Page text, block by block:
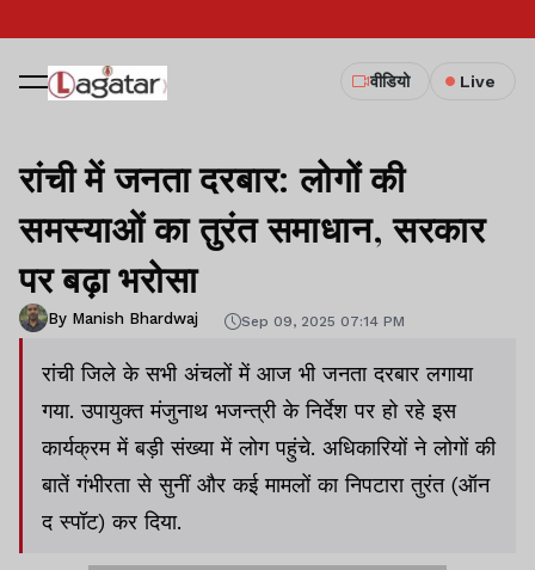
वीडियो Live
रांची में जनता दरबार: लोगों की
समस्याओं का तुरंत समाधान, सरकार
पर बढ़ा भरोसा
By Manish Bhardwaj Sep 09, 2025 07:14 PM
रांची जिले के सभी अंचलों में आज भी जनता दरबार लगाया
गया. उपायुक्त मंजुनाथ भजन्त्री के निर्देश पर हो रहे इस
कार्यक्रम में बड़ी संख्या में लोग पहुंचे. अधिकारियों ने लोगों की
बातें गंभीरता से सुनीं और कई मामलों का निपटारा तुरंत (ऑन
द स्पॉट) कर दिया.